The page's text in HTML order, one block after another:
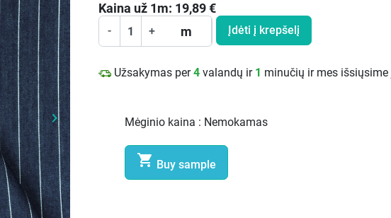
Kitą
keyboard_arrow_right
Kaina už 1m: 19,89€
- + m Įdėti į krepšelį
Užsakymas per4 valandų ir 1 minučių ir mes išsiųsime
Mėginio kaina : Nemokamas
 Buy sample